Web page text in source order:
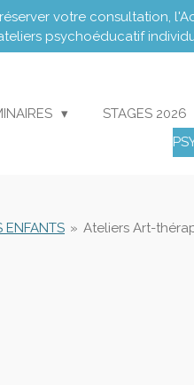
votre consultation,
psychoéducatif
STAGES 2026
ENFANTS » Ateliers Art-